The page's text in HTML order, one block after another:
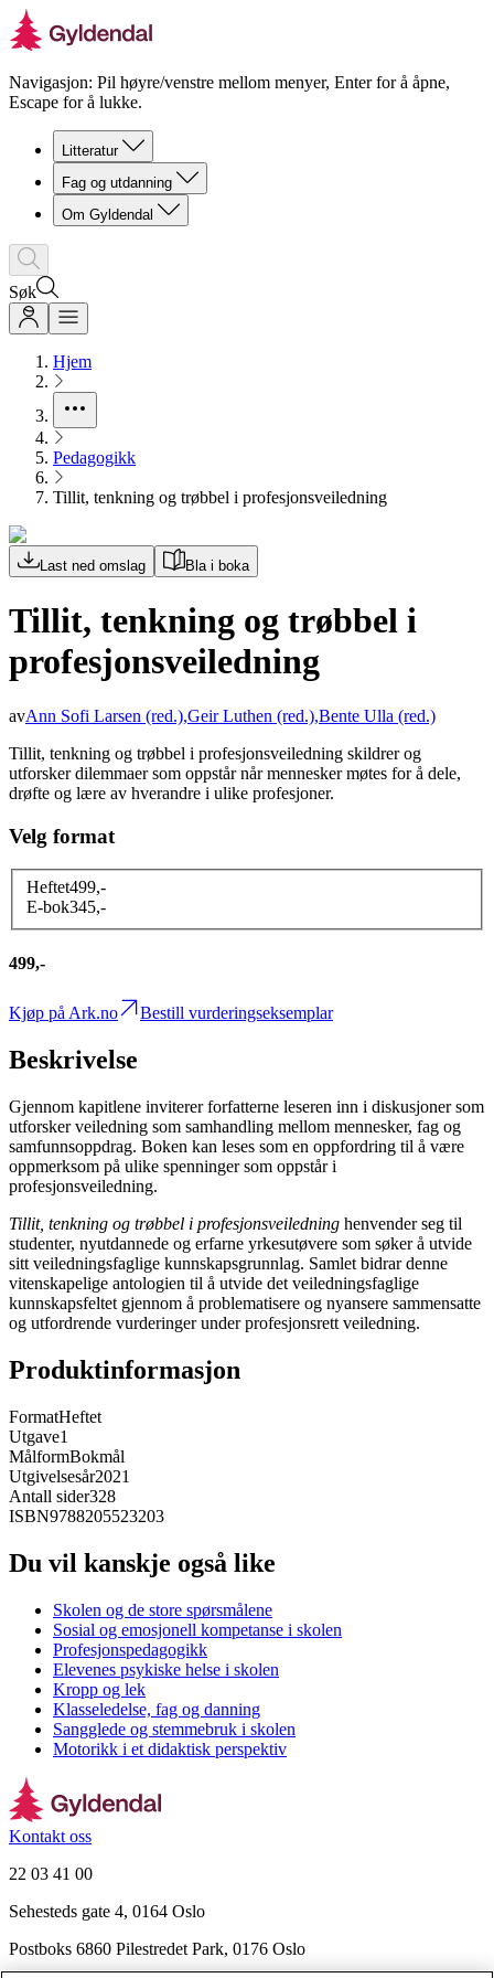
Navigasjon: Pil høyre/venstre mellom menyer, Enter for å åpne,
Escape for å lukke.
Litteratur
Fag og utdanning
Om Gyldendal
Søk
Hjem
Pedagogikk
Tillit, tenkning og trøbbel i profesjonsveiledning
Last ned omslag Bla i boka
Tillit, tenkning og trøbbel i
profesjonsveiledning
avAnn Sofi Larsen (red.),Geir Luthen (red.),Bente Ulla (red.)
Tillit, tenkning og trøbbel i profesjonsveiledning skildrer og
utforsker dilemmaer som oppstår når mennesker møtes for å dele,
drøfte og lære av hverandre i ulike profesjoner.
Velg format
Heftet499,-
E-bok345,-
499,-
Kjøp på Ark.no Bestill vurderingseksemplar
Beskrivelse
Gjennom kapitlene inviterer forfatterne leseren inn i diskusjoner som
utforsker veiledning som samhandling mellom mennesker, fag og
samfunnsoppdrag. Boken kan leses som en oppfordring til å være
oppmerksom på ulike spenninger som oppstår i
profesjonsveiledning.
Tillit, tenkning og trøbbel i profesjonsveiledning henvender seg til
studenter, nyutdannede og erfarne yrkesutøvere som søker å utvide
sitt veiledningsfaglige kunnskapsgrunnlag. Samlet bidrar denne
vitenskapelige antologien til å utvide det veiledningsfaglige
kunnskapsfeltet gjennom å problematisere og nyansere sammensatte
og utfordrende vurderinger under profesjonsrett veiledning.
Produktinformasjon
FormatHeftet
Utgave1
MålformBokmål
Utgivelsesår2021
Antall sider328
ISBN9788205523203
Du vil kanskje også like
Skolen og de store spørsmålene
Sosial og emosjonell kompetanse i skolen
Profesjonspedagogikk
Elevenes psykiske helse i skolen
Kropp og lek
Klasseledelse, fag og danning
Sangglede og stemmebruk i skolen
Motorikk i et didaktisk perspektiv
Kontakt oss
22 03 41 00
Sehesteds gate 4, 0164 Oslo
Postboks 6860 Pilestredet Park, 0176 Oslo